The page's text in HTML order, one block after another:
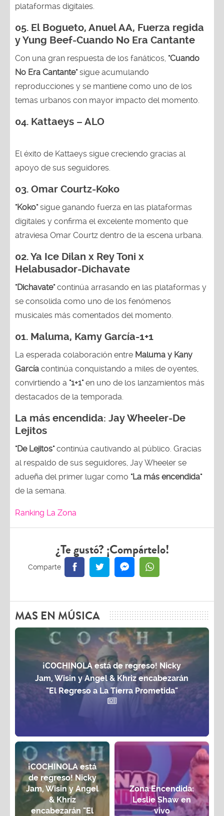
plataformas digitales.
05. El Bogueto, Anuel AA, Fuerza regida
y Yung Beef-Cuando No Era Cantante
Con una gran respuesta de los fanáticos, "Cuando
No Era Cantante"sigue acumulando
reproducciones y se mantiene como uno de los
temas urbanos con mayor impacto del momento.
04. Kattaeys – ALO
El éxito de Kattaeys sigue creciendo gracias al
apoyo de sus seguidores.
03. Omar Courtz-Koko
"Koko"sigue ganando fuerza en las plataformas
digitales y confirma el excelente momento que
atraviesa Omar Courtz dentro de la escena urbana.
02.Ya Ice Dilan x Rey Toni x
Helabusador-Dichavate
"Dichavate"continúa arrasando en las plataformas y
se consolida como uno de los fenómenos
musicales más comentados del momento.
01. Maluma, Kamy García-1+1
La esperada colaboración entre Maluma y Kany
García continúa conquistando a miles de oyentes,
convirtiendo a "1+1"en uno de los lanzamientos más
destacados de la temporada.
La más encendida: Jay Wheeler-De
Lejitos
"De Lejitos"continúa cautivando al público. Gracias
al respaldo de sus seguidores, Jay Wheeler se
adueña del primer lugar como "La más encendida"
de la semana.
Ranking La Zona
¿Te gustó? ¡Compártelo!
MAS EN MÚSICA
¡COCHINOLA está de regreso! Nicky
Jam, Wisin y Angel & Khriz encabezarán
"El Regreso a La Tierra Prometida"
¡COCHINOLA está
de regreso! Nicky
Jam, Wisin y Angel
& Khriz
encabezarán "El
Zona Encendida:
Leslie Shaw en
vivo